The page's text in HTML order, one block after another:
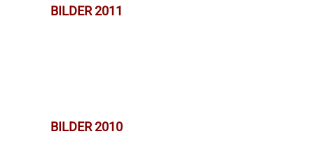
BILDER 2011
BILDER 2010